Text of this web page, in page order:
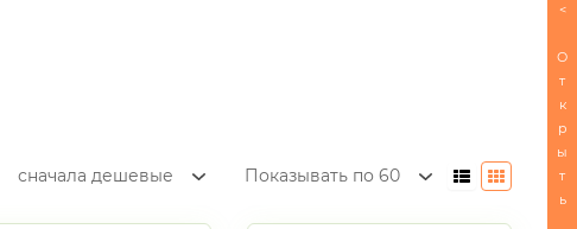
сначала дешевые Показывать по 60
<
О
т
к
р
ы
т
ь